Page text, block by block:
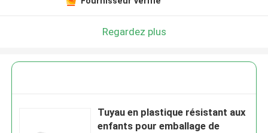
Regardez plus
Tuyau en plastique résistant aux
enfants pour emballage de